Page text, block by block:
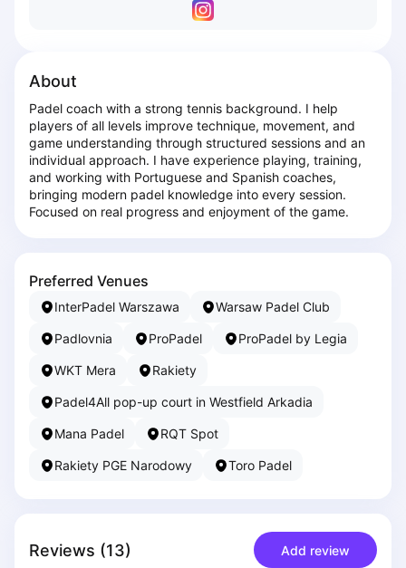
Kielce
Kościerzyna
Krakow
Legionowo
Lodz
Lublin
Nowy Sącz
Piaseczno
Pruszcz Gdański
Pszczyna
Siedlce
Stalowa Wola
Szczecin
Tychy
About
Padel coach with a strong tennis background. I help
players of all levels improve technique, movement, and
game understanding through structured sessions and an
individual approach. I have experience playing, training,
and working with Portuguese and Spanish coaches,
bringing modern padel knowledge into every session.
Focused on real progress and enjoyment of the game.
Preferred Venues
InterPadel Warszawa Warsaw Padel Club
Padlovnia ProPadel ProPadel by Legia
WKT Mera Rakiety
Padel4All pop-up court in Westfield Arkadia
Mana Padel RQT Spot
Rakiety PGE Narodowy Toro Padel
Reviews (13) Add review